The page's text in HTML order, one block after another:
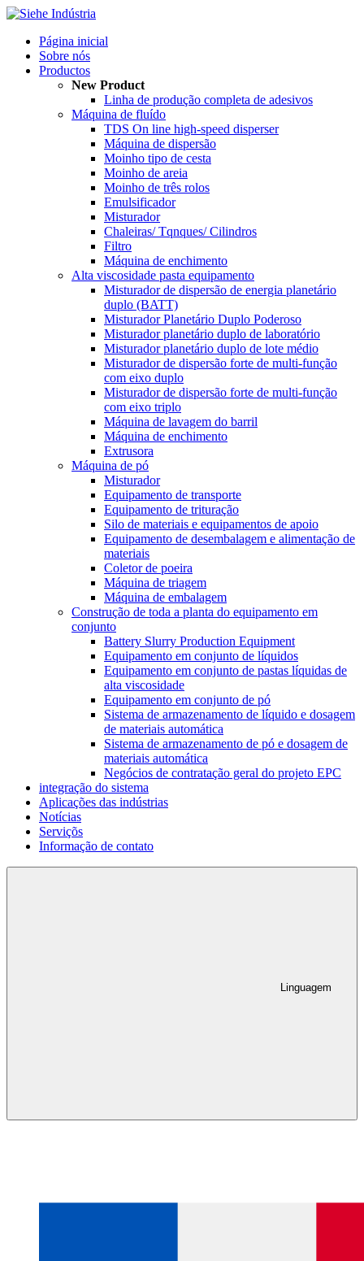
Página inicial
Sobre nós
Productos
New Product
Linha de produção completa de adesivos
Máquina de fluído
TDS On line high-speed disperser
Máquina de dispersão
Moinho tipo de cesta
Moinho de areia
Moinho de três rolos
Emulsificador
Misturador
Chaleiras/ Tqnques/ Cilindros
Filtro
Máquina de enchimento
Alta viscosidade pasta equipamento
Misturador de dispersão de energia planetário
duplo (BATT)
Misturador Planetário Duplo Poderoso
Misturador planetário duplo de laboratório
Misturador planetário duplo de lote médio
Misturador de dispersão forte de multi-função
com eixo duplo
Misturador de dispersão forte de multi-função
com eixo triplo
Máquina de lavagem do barril
Máquina de enchimento
Extrusora
Máquina de pó
Misturador
Equipamento de transporte
Equipamento de trituração
Silo de materiais e equipamentos de apoio
Equipamento de desembalagem e alimentação de
materiais
Coletor de poeira
Máquina de triagem
Máquina de embalagem
Construção de toda a planta do equipamento em
conjunto
Battery Slurry Production Equipment
Equipamento em conjunto de líquidos
Equipamento em conjunto de pastas líquidas de
alta viscosidade
Equipamento em conjunto de pó
Sistema de armazenamento de líquido e dosagem
de materiais automática
Sistema de armazenamento de pó e dosagem de
materiais automática
Negócios de contratação geral do projeto EPC
integração do sistema
Aplicações das indústrias
Notícias
Serviçõs
Informação de contato
Linguagem